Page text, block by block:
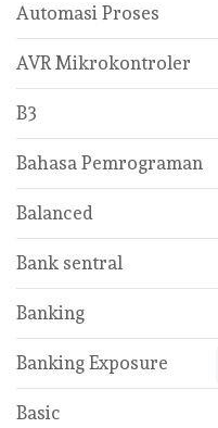
Automasi Proses
AVR Mikrokontroler
B3
Bahasa Pemrograman
Balanced
Bank sentral
Banking
Banking Exposure
Basic